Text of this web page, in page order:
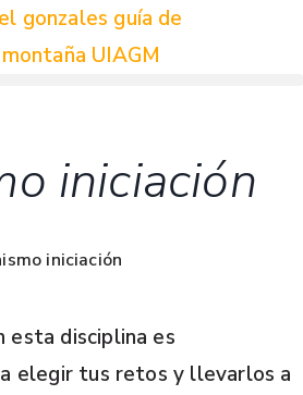
iniciación
iniciación
esta disciplina es
elegir tus retos y llevarlos a